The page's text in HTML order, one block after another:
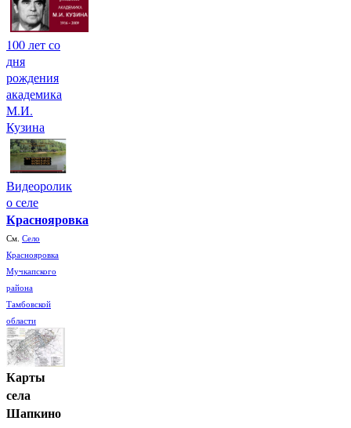
100 лет со
дня
рождения
академика
М.И.
Кузина
Видеоролик
о селе
Краснояровка
См. Село
Краснояровка
Мучкапского
района
Тамбовской
области
Карты
села
Шапкино